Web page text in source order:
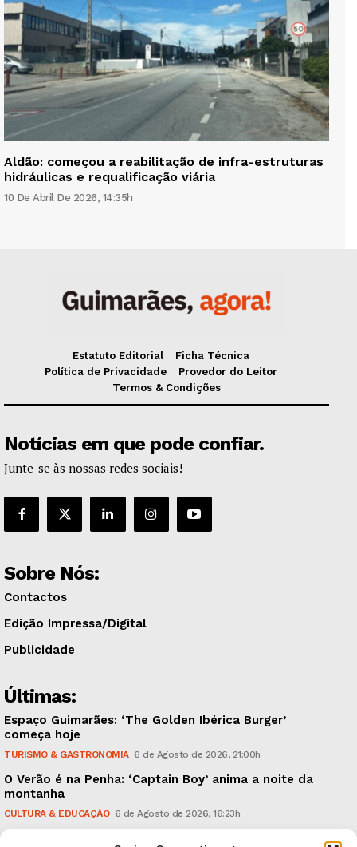
Aldão: começou a reabilitação de infra-estruturas
hidráulicas e requalificação viária
10 De Abril De 2026, 14:35h
Estatuto Editorial
Ficha Técnica
Política de Privacidade
Provedor do Leitor
Termos & Condições
Notícias em que pode confiar.
Junte-se às nossas redes sociais!
Sobre Nós:
Contactos
Edição Impressa/Digital
Publicidade
Últimas:
Espaço Guimarães: ‘The Golden Ibérica Burger’
começa hoje
TURISMO & GASTRONOMIA 6 de Agosto de 2026, 21:00h
O Verão é na Penha: ‘Captain Boy’ anima a noite da
montanha
CULTURA & EDUCAÇÃO 6 de Agosto de 2026, 16:23h